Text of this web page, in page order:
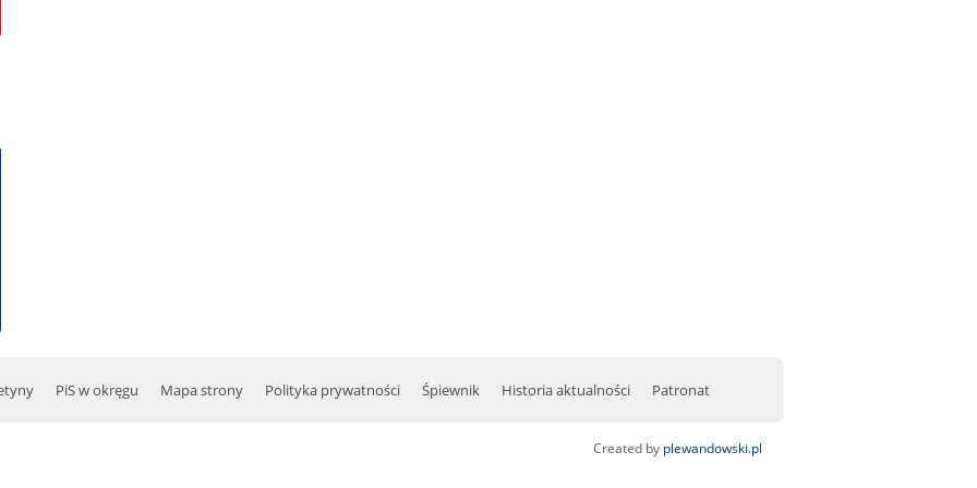
PiS w okręgu Mapa strony Polityka prywatności Śpiewnik Historia aktualności Patronat
Created by plewandowski.pl